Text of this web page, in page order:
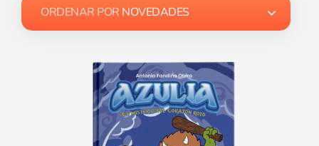
ORDENAR POR NOVEDADES